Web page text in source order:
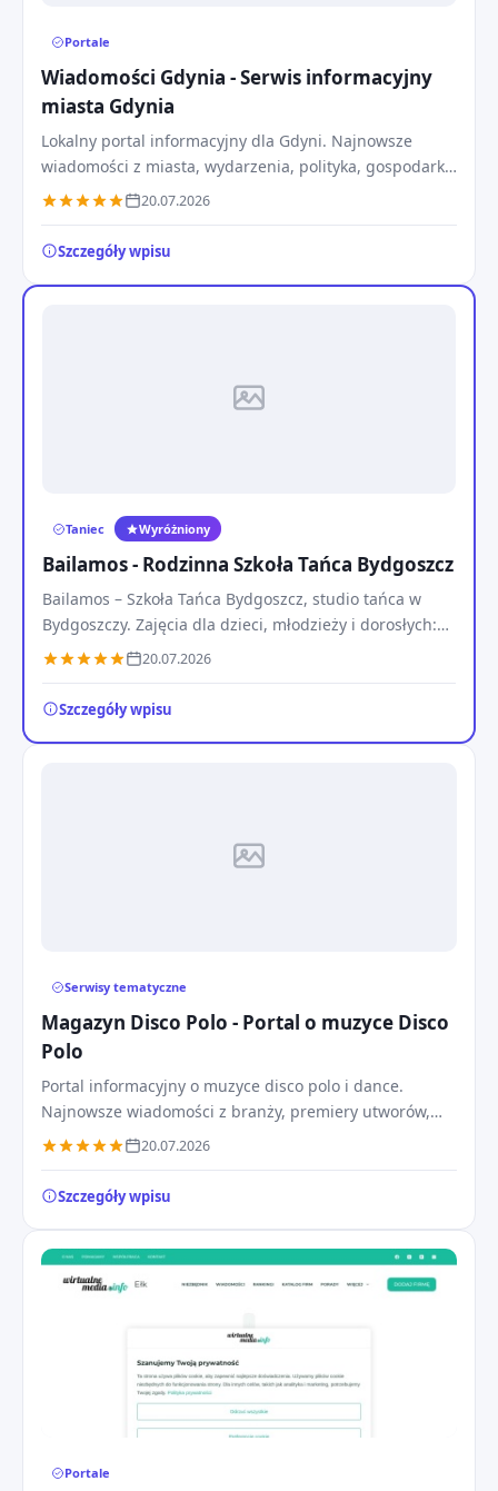
Portale
Wiadomości Gdynia - Serwis informacyjny
miasta Gdynia
Lokalny portal informacyjny dla Gdyni. Najnowsze
wiadomości z miasta, wydarzenia, polityka, gospodarka
morskiej aglomeracji oraz bieżące relacje 24/7.
20.07.2026
Szczegóły wpisu
Taniec Wyróżniony
Bailamos - Rodzinna Szkoła Tańca Bydgoszcz
Bailamos – Szkoła Tańca Bydgoszcz, studio tańca w
Bydgoszczy. Zajęcia dla dzieci, młodzieży i dorosłych:
hip hop, taniec towarzyski, pierwszy taniec.
20.07.2026
Szczegóły wpisu
Serwisy tematyczne
Magazyn Disco Polo - Portal o muzyce Disco
Polo
Portal informacyjny o muzyce disco polo i dance.
Najnowsze wiadomości z branży, premiery utworów,
relacje z koncertów, teledyski oraz plotki z życia gwiazd.
20.07.2026
Szczegóły wpisu
Portale